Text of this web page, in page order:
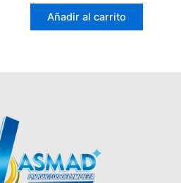
Añadir al carrito